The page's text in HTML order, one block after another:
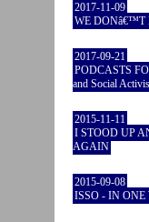
2017-11-09
WE DONâ€™T
2017-09-21
PODCASTS
and Social
2015-11-11
I STOOD UP
AGAIN
2015-09-08
ISSO - IN ONE